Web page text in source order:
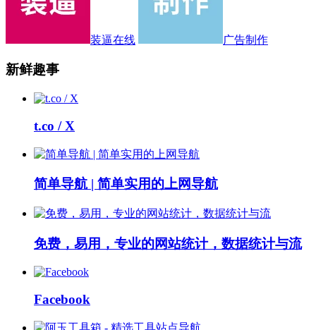
装逼在线 广告制作
新鲜趣事
t.co / X
简单导航 | 简单实用的上网导航
免费，易用，专业的网站统计，数据统计与流
Facebook